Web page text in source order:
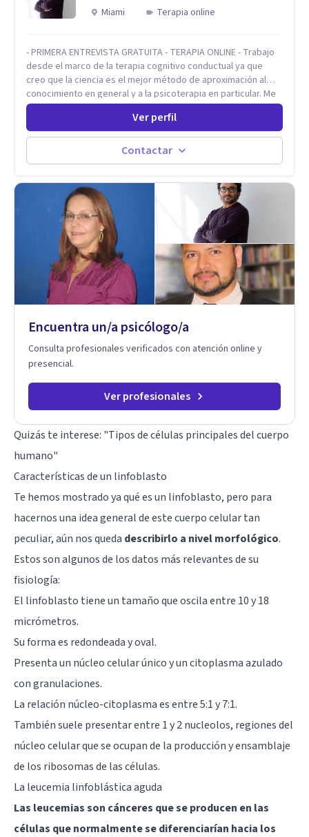
Miami
Terapia online
- PRIMERA ENTREVISTA GRATUITA - TERAPIA ONLINE - Trabajo
desde el marco de la terapia cognitivo conductual ya que
creo que la ciencia es el mejor método de aproximación al
conocimiento en general y a la psicoterapia en particular. Me
interesan los procesos de cambio conductual por los que una
persona pueda alcanzar sus objetivos, transitando,
aceptando y modificando sus patrones cognitivos y
emocionales. Abordo patologías específicas como trastornos
de ansiedad y del ánimo, y también crisis vitales y procesos
Ver perfil
Contactar
Encuentra un/a psicólogo/a
Consulta profesionales verificados con atención online y
presencial.
Ver profesionales
Quizás te interese: "Tipos de células principales del cuerpo
humano"
Características de un linfoblasto
Te hemos mostrado ya qué es un linfoblasto, pero para
hacernos una idea general de este cuerpo celular tan
peculiar, aún nos queda describirlo a nivel morfológico.
Estos son algunos de los datos más relevantes de su
fisiología:
El linfoblasto tiene un tamaño que oscila entre 10 y 18
micrómetros.
Su forma es redondeada y oval.
Presenta un núcleo celular único y un citoplasma azulado
con granulaciones.
La relación núcleo-citoplasma es entre 5:1 y 7:1.
También suele presentar entre 1 y 2 nucleolos, regiones del
núcleo celular que se ocupan de la producción y ensamblaje
de los ribosomas de las células.
La leucemia linfoblástica aguda
Las leucemias son cánceres que se producen en las
células que normalmente se diferenciarían hacia los